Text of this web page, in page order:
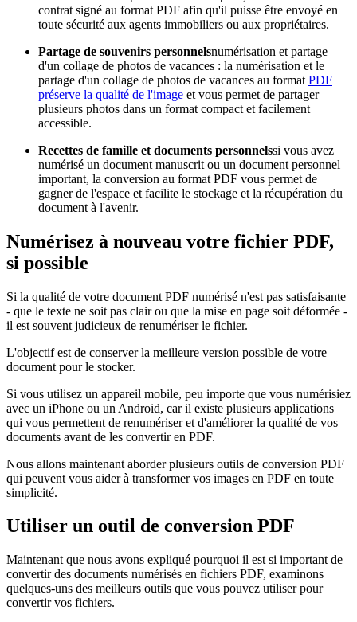
contrat signé au format PDF afin qu'il puisse être envoyé en
toute sécurité aux agents immobiliers ou aux propriétaires.
Partage de souvenirs personnelsnumérisation et partage
d'un collage de photos de vacances : la numérisation et le
partage d'un collage de photos de vacances au format PDF
préserve la qualité de l'image et vous permet de partager
plusieurs photos dans un format compact et facilement
accessible.
Recettes de famille et documents personnelssi vous avez
numérisé un document manuscrit ou un document personnel
important, la conversion au format PDF vous permet de
gagner de l'espace et facilite le stockage et la récupération du
document à l'avenir.
Numérisez à nouveau votre fichier PDF,
si possible
Si la qualité de votre document PDF numérisé n'est pas satisfaisante
- que le texte ne soit pas clair ou que la mise en page soit déformée -
il est souvent judicieux de renumériser le fichier.
L'objectif est de conserver la meilleure version possible de votre
document pour le stocker.
Si vous utilisez un appareil mobile, peu importe que vous numérisiez
avec un iPhone ou un Android, car il existe plusieurs applications
qui vous permettent de renumériser et d'améliorer la qualité de vos
documents avant de les convertir en PDF.
Nous allons maintenant aborder plusieurs outils de conversion PDF
qui peuvent vous aider à transformer vos images en PDF en toute
simplicité.
Utiliser un outil de conversion PDF
Maintenant que nous avons expliqué pourquoi il est si important de
convertir des documents numérisés en fichiers PDF, examinons
quelques-uns des meilleurs outils que vous pouvez utiliser pour
convertir vos fichiers.